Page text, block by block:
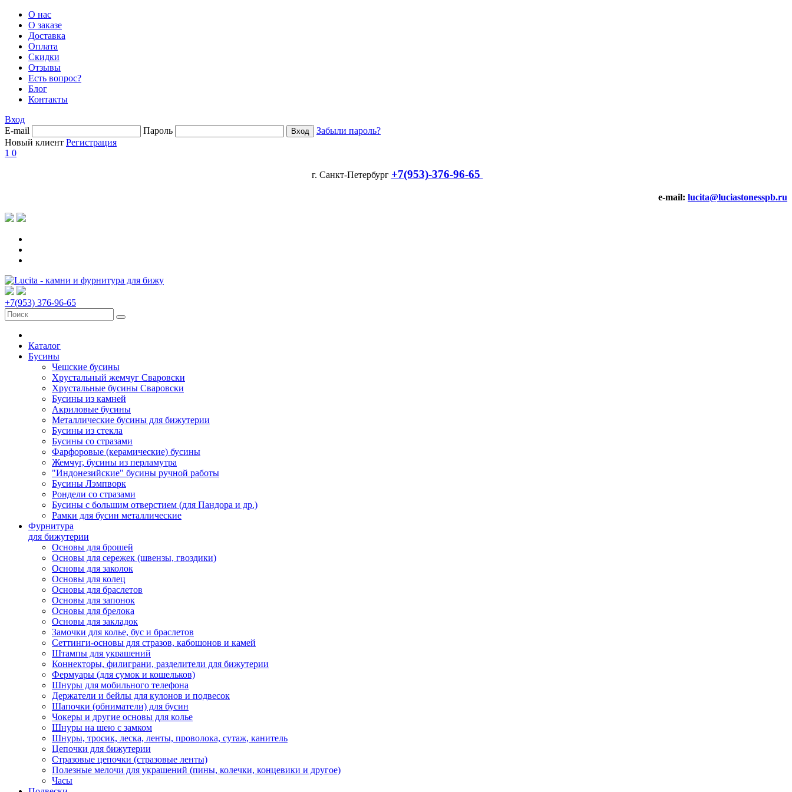
О нас
О заказе
Доставка
Оплата
Скидки
Отзывы
Есть вопрос?
Блог
Контакты
Вход
E-mail
Пароль
Забыли пароль?
Новый клиент Регистрация
1 0
г. Санкт-Петербург +7(953)-376-96-65
e-mail: lucita@luciastonesspb.ru
+7(953) 376-96-65
Каталог
Бусины
Чешские бусины
Хрустальный жемчуг Сваровски
Хрустальные бусины Сваровски
Бусины из камней
Акриловые бусины
Металлические бусины для бижутерии
Бусины из стекла
Бусины со стразами
Фарфоровые (керамические) бусины
Жемчуг, бусины из перламутра
"Индонезийские" бусины ручной работы
Бусины Лэмпворк
Рондели со стразами
Бусины с большим отверстием (для Пандора и др.)
Рамки для бусин металлические
Фурнитура
для бижутерии
Основы для брошей
Основы для сережек (швензы, гвоздики)
Основы для заколок
Основы для колец
Основы для браслетов
Основы для запонок
Основы для брелока
Основы для закладок
Замочки для колье, бус и браслетов
Сеттинги-основы для стразов, кабошонов и камей
Штампы для украшений
Коннекторы, филиграни, разделители для бижутерии
Фермуары (для сумок и кошельков)
Шнуры для мобильного телефона
Держатели и бейлы для кулонов и подвесок
Шапочки (обниматели) для бусин
Чокеры и другие основы для колье
Шнуры на шею с замком
Шнуры, тросик, леска, ленты, проволока, сутаж, канитель
Цепочки для бижутерии
Стразовые цепочки (стразовые ленты)
Полезные мелочи для украшений (пины, колечки, концевики и другое)
Часы